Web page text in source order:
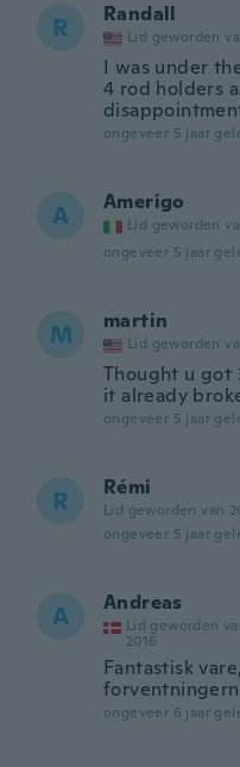
R Randall
Lid geworden
I was under
4 rod holders
ongeveer 5 jaar
A Amerigo
Lid geworden
ongeveer 5 jaar
M martin
Lid geworden
Thought u got
it already
ongeveer 5 jaar
R Rémi
Lid geworden van
ongeveer 5 jaar
A Andreas
Lid geworden
2016
Fantastisk
ongeveer 6 jaar